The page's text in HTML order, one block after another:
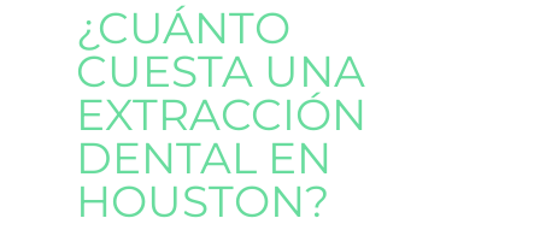
¿CUÁNTO
CUESTA UNA
EXTRACCIÓN
DENTAL EN
HOUSTON?